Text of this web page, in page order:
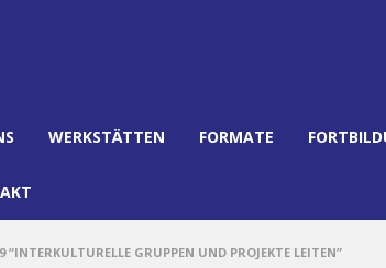
WERKSTÄTTEN FORMATE
GRUPPEN UND PROJEKTE LEITEN”